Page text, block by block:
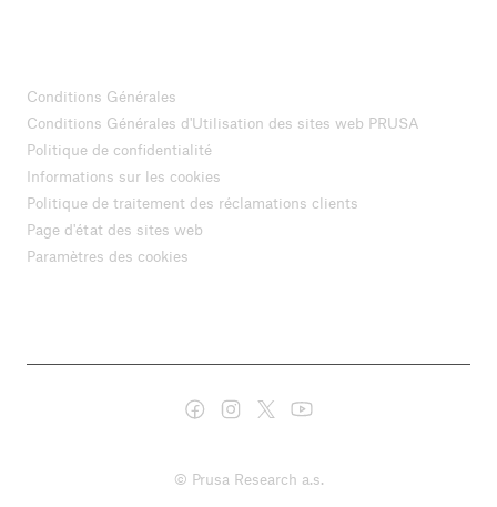
Conditions Générales
Conditions Générales d'Utilisation des sites web PRUSA
Politique de confidentialité
Informations sur les cookies
Politique de traitement des réclamations clients
Page d'état des sites web
Paramètres des cookies
© Prusa Research a.s.